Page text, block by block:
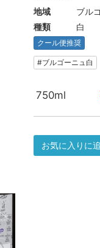
地域
ブル
種類
白
クール便推奨
#ブルゴーニュ白
750ml
お気に入りに